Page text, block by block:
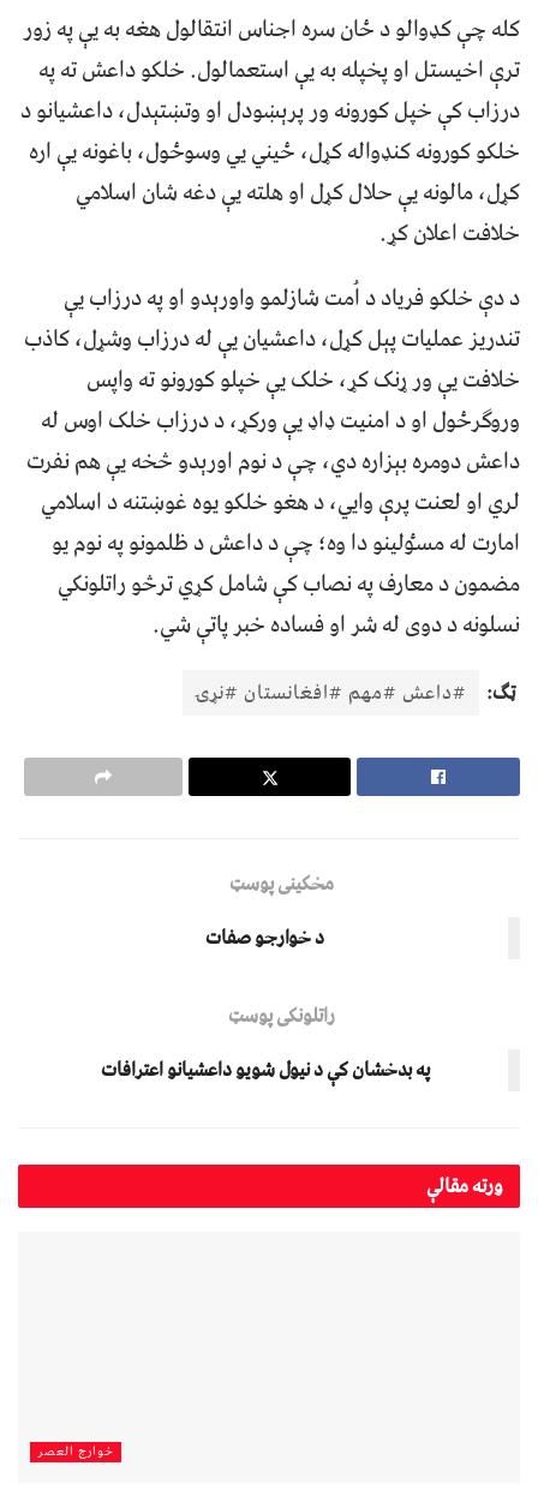
کله چې کډوالو د ځان سره اجناس انتقالول هغه به يې په ﺯور
ترې اخيستل او پخپله به يې استعمالول. خلکو داعش ته په
درﺯاب کې خپل کورونه ور پرېښودل او وتښتېدل، داعشيانو د
خلکو کورونه کنډواله کړل، ځيني يي وسوځول، باغونه يې اره
کړل، مالونه يې حلال کړل او هلته يې دغه شان اسلامي
خلافت اعلان کړ.
د دې خلکو فرياد د اُمت شاﺯلمو واورېدو او په درﺯاب يې
تندريز عمليات پېل کړل، داعشيان يې له درﺯاب وشړل، کاﺫب
خلافت يې ور ړنک کړ، خلک يې خپلو کورونو ته واپس
وروګرځول او د امنيت ډاډ يې ورکړ، د درﺯاب خلک اوس له
داعش دومره بېزاره دي، چې د نوم اورېدو څخه يې هم نفرت
لري او لعنت پرې وايي، د هغو خلکو يوه غوښتنه د اسلامي
امارت له مسٶلينو دا وه؛ چې د داعش د ظلمونو په نوم يو
مضمون د معارف په نصاب کې شامل کړي ترڅو راتلونکي
نسلونه د دوى له شر او فساده خبر پاتې شي.
ټګ: #داعش #مهم #افغانستان #نړۍ
مخکینی پوسټ
د خوارجو صفات
راتلونکی پوسټ
په بدخشان کې د نیول شویو داعشیانو اعترافات
ورتهمقالې
خوارج العصر